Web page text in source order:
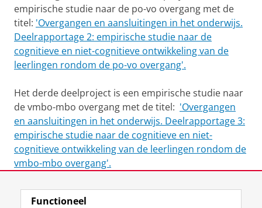
empirische studie naar de po-vo overgang met de
titel: 'Overgangen en aansluitingen in het onderwijs.
Deelrapportage 2: empirische studie naar de
cognitieve en niet-cognitieve ontwikkeling van de
leerlingen rondom de po-vo overgang'.
Het derde deelproject is een empirische studie naar
de vmbo-mbo overgang met de titel: 'Overgangen
en aansluitingen in het onderwijs. Deelrapportage 3:
empirische studie naar de cognitieve en niet-
cognitieve ontwikkeling van de leerlingen rondom de
vmbo-mbo overgang'.
Laatst gewijzigd: 20 juni 2024 08:07
Functioneel